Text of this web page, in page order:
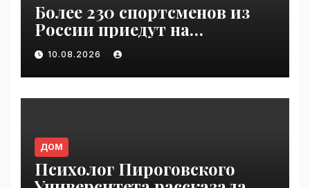
Более 230 спортсменов из
России приедут на
Всемирные игры
кочевников | VseTime.ru
10.08.2026
ДОМ
Психолог Пироговского